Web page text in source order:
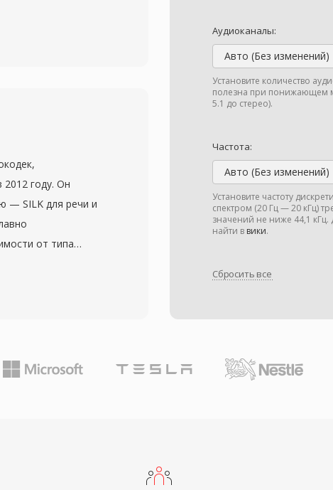
Аудиоканалы:
Авто (Без изменений)
Установите количество
полезна при понижающем
5.1 до стерео).
Частота:
Авто (Без изменений)
Установите частоту
спектром (20 Гц — 20 кГц)
значений не ниже 44,1
найти в вики.
Сбросить все
с. Алгоритм
(ATSC) и
Формат
диалогов
что идеально
поддержка
и
2012 году. Он
— SILK для речи и
от типа
48 кГц и размеры
задержка
прозрачного
чем MP3, и